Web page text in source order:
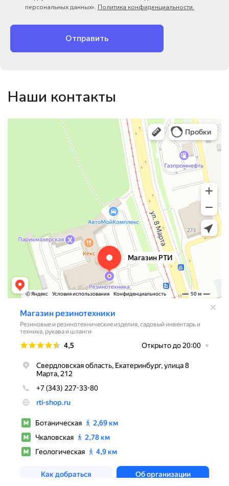
персональных данных». Политика конфиденциальности.
Отправить
Наши контакты
Магазин резинотехники
Резиновые и резинотехнические изделия в Екатеринбурге
Садовый инвентарь и техника в Екатеринбурге